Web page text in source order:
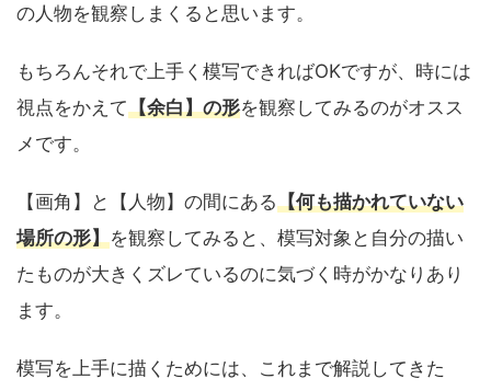
の人物を観察しまくると思います。
もちろんそれで上手く模写できればOKですが、時には
視点をかえて【余白】の形を観察してみるのがオスス
メです。
【画角】と【人物】の間にある【何も描かれていない
場所の形】を観察してみると、模写対象と自分の描い
たものが大きくズレているのに気づく時がかなりあり
ます。
模写を上手に描くためには、これまで解説してきた